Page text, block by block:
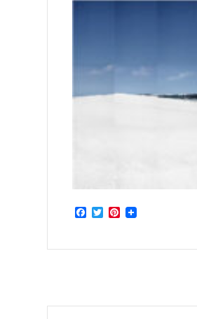
Facebook
TwitterPinterest